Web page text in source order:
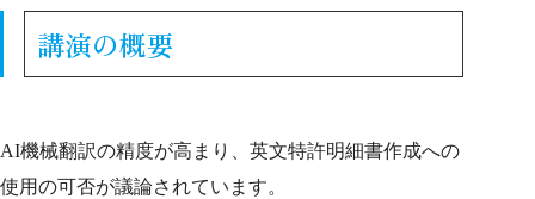
講演の概要
AI機械翻訳の精度が高まり、英文特許明細書作成への
使用の可否が議論されています。